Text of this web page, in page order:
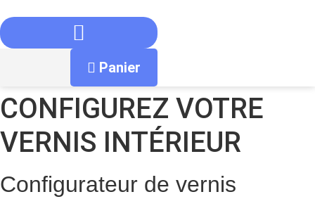
au
contenu
Panier
CONFIGUREZ VOTRE
VERNIS INTÉRIEUR
Configurateur de vernis